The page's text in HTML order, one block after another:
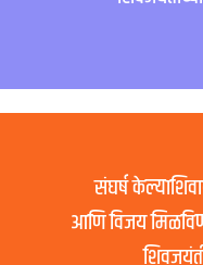
संघर्ष
आणि विजय